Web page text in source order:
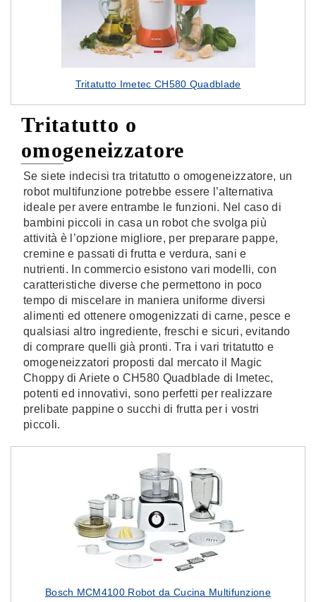
Tritatutto Imetec CH580 Quadblade
Tritatutto o
omogeneizzatore
Se siete indecisi tra tritatutto o omogeneizzatore, un
robot multifunzione potrebbe essere l’alternativa
ideale per avere entrambe le funzioni. Nel caso di
bambini piccoli in casa un robot che svolga più
attività è l’opzione migliore, per preparare pappe,
cremine e passati di frutta e verdura, sani e
nutrienti. In commercio esistono vari modelli, con
caratteristiche diverse che permettono in poco
tempo di miscelare in maniera uniforme diversi
alimenti ed ottenere omogenizzati di carne, pesce e
qualsiasi altro ingrediente, freschi e sicuri, evitando
di comprare quelli già pronti. Tra i vari tritatutto e
omogeneizzatori proposti dal mercato il Magic
Choppy di Ariete o CH580 Quadblade di Imetec,
potenti ed innovativi, sono perfetti per realizzare
prelibate pappine o succhi di frutta per i vostri
piccoli.
Bosch MCM4100 Robot da Cucina Multifunzione